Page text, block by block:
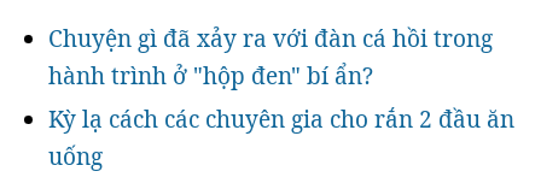
Chuyện gì đã xảy ra với đàn cá hồi trong
hành trình ở "hộp đen" bí ẩn?
Kỳ lạ cách các chuyên gia cho rắn 2 đầu ăn
uống